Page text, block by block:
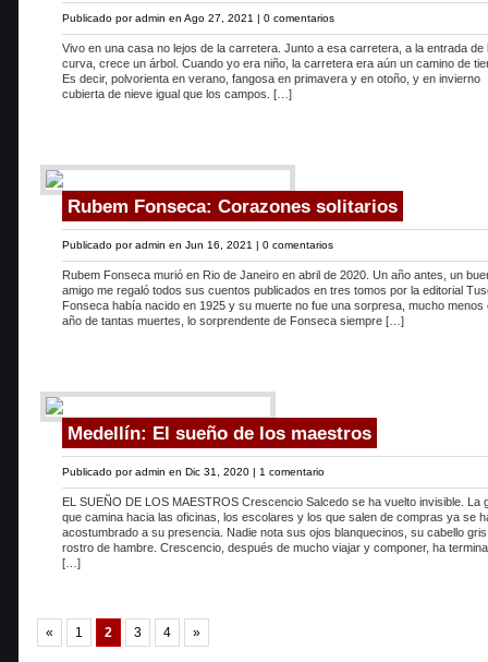
Publicado poradmin en Ago 27, 2021 | 0 comentarios
Vivo en una casa no lejos de la carretera. Junto a esa carretera, a la entrada de
curva, crece un árbol. Cuando yo era niño, la carretera era aún un camino de
Es decir, polvorienta en verano, fangosa en primavera y en otoño, y en invierno
cubierta de nieve igual que los campos. […]
Rubem Fonseca: Corazones solitarios
Publicado poradmin en Jun 16, 2021 | 0 comentarios
Rubem Fonseca murió en Rio de Janeiro en abril de 2020. Un año antes, un
amigo me regaló todos sus cuentos publicados en tres tomos por la editorial
Fonseca había nacido en 1925 y su muerte no fue una sorpresa, mucho menos
año de tantas muertes, lo sorprendente de Fonseca siempre […]
Medellín: El sueño de los maestros
Publicado poradmin en Dic 31, 2020 | 1 comentario
EL SUEÑO DE LOS MAESTROS Crescencio Salcedo se ha vuelto invisible. La
que camina hacia las oficinas, los escolares y los que salen de compras ya se
acostumbrado a su presencia. Nadie nota sus ojos blanquecinos, su cabello
rostro de hambre. Crescencio, después de mucho viajar y componer, ha
[…]
« 1 2 3 4 »